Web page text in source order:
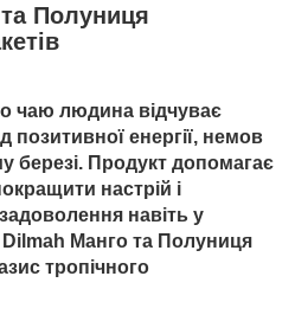
Полуниця
чаю людина відчуває
позитивної енергії, немов
березі. Продукт допомагає
настрій і
навіть у
Dilmah Манго та Полуниця
тропічного